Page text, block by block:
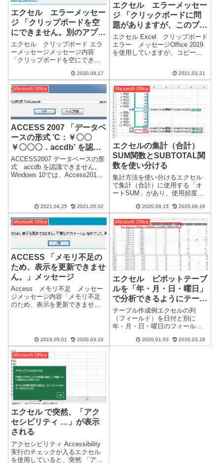
エクセル エラーメッセー
ジ 「クリップボードを空
にできません。別のアプリ
ケーションがクリップボー
ドを使用している可能性が
あります。」
エクセル クリップボード エラ
ーメッセージメッセージ内容
「クリップボードを空にできま
クリップボードを使用している
可能性があります。」最近にな
り、エクセルでクリップボード
エラーメッセージが出るように
なりました。※...
2020.09.17
エクセル エラーメッセー
ジ 「クリックボードに問
題がありますが、このブッ
クにコンテンツを貼り付け
ることができます。」
エクセル Excel クリップボード
エラー メッセージOffice 2019
を使用していますが、コピーの
ます。メッセージ内容「クリッ
クボードに問題がありますが、
このブックにコンテンツ...
2021.03.21
Microsoft Office
ACCESS 2007 「データベ
ースの形式 ’C：￥〇〇
￥〇〇〇．accdb’ を認識
できません。」 での対応
例
ACCESS2007 データベースの形
式 accdb を認識できません。
Windows 10では、Access2019
問題はないので...
2021.04.25 2021.05.02
Microsoft Office
エクセルの集計（合計）
SUM関数とSUBTOTAL関
数を使い分ける
集計方法を使い分けるエクセル
で集計（合計）に使用する「オ
ートSUM」があり、使用頻度は
し、小計や総合計などがある場
関数を使い分けると便利です。
SUM 関数=SUM(引数)SUM関...
2020.09.15 2020.09.16
Microsoft Office
ACCESS 「メモリ不足の
ため、表示を更新できませ
ん。」メッセージ
Access メモリ不足 メッセー
ジメッセージ内容「メモリ不足
のため、表示を更新できませ
ポートが終了しているので、解
決できるか分からない状態で
す...
2019.05.01 2020.03.16
Microsoft Office
エクセル ピボットテーブ
ルを「年・月・日・曜日」
で分析できるようにテーブ
ルを作成する。
テーブル作成例エクセルの列
（フィールド）を日付と別に
年・月・日・曜日のフィールド
照セル)」月：「=MONTH(参照セ
2020.01.03 2020.03.16
Microsoft Office
エクセル で突然、「アク
セシビリティ …」が表示
される
アクセシビリティ Accessibility
実行のチェックが入るエクセル
を使用していると、突然 「アク